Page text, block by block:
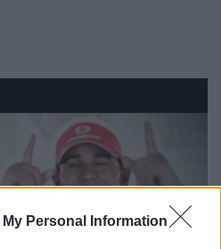
Personal Information